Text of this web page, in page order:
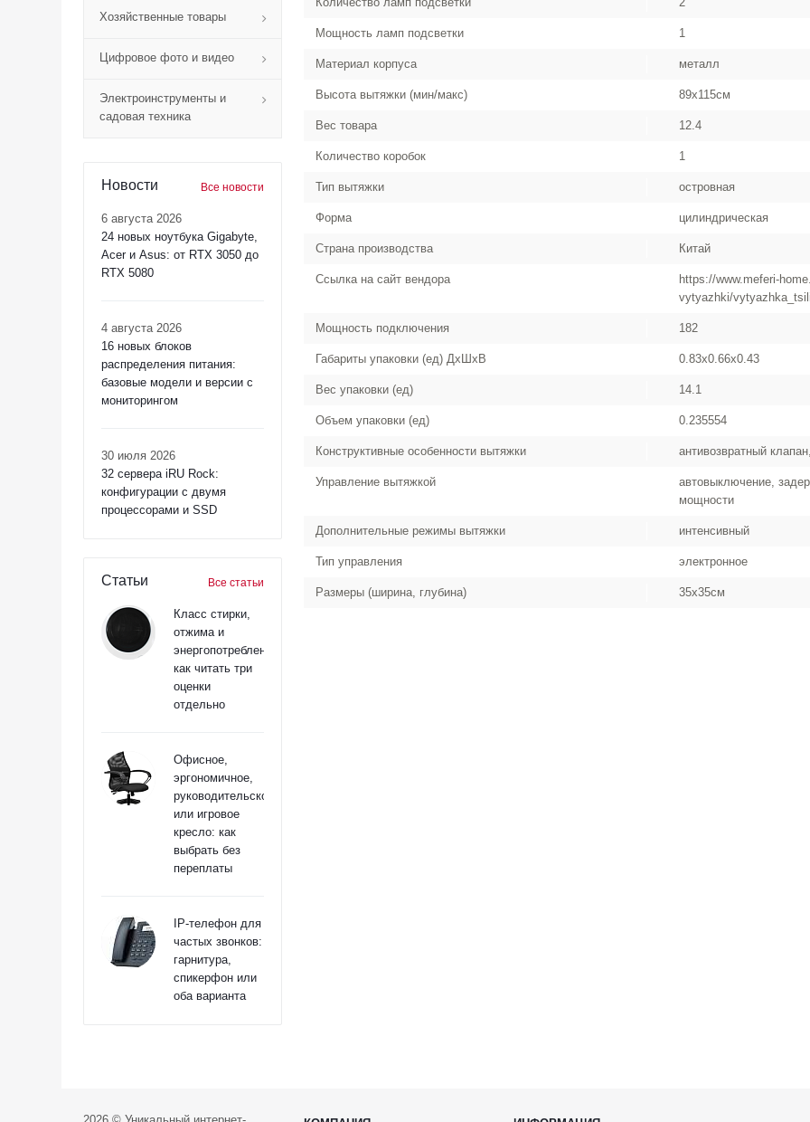
Хозяйственные товары
Цифровое фото и видео
Электроинструменты и
садовая техника
Новости Все новости
6 августа 2026
24 новых ноутбука Gigabyte,
Acer и Asus: от RTX 3050 до
RTX 5080
4 августа 2026
16 новых блоков
распределения питания:
базовые модели и версии с
мониторингом
30 июля 2026
32 сервера iRU Rock:
конфигурации с двумя
процессорами и SSD
Статьи Все статьи
Класс стирки,
отжима и
энергопотребления:
как читать три
оценки
отдельно
Офисное,
эргономичное,
руководительское
или игровое
кресло: как
выбрать без
переплаты
IP-телефон для
частых звонков:
гарнитура,
спикерфон или
оба варианта
Мощность ламп подсветки 1
Материал корпуса металл
Высота вытяжки (мин/макс) 89x115см
Вес товара 12.4
Количество коробок 1
Тип вытяжки островная
Форма цилиндрическая
Страна производства Китай
Ссылка на сайт вендора
https://www.meferi-
vytyazhki/
Мощность подключения 182
Габариты упаковки (ед) ДхШхВ 0.83x0.66x0.43
Вес упаковки (ед) 14.1
Объем упаковки (ед) 0.235554
Конструктивные особенности вытяжки антивозвратный
Управление вытяжкой
автовыключение,
мощности
Дополнительные режимы вытяжки интенсивный
Тип управления электронное
Размеры (ширина, глубина) 35x35см